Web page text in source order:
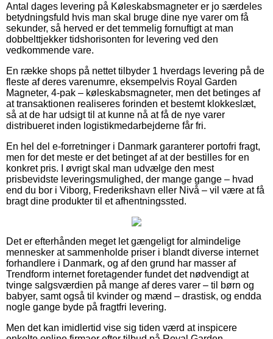
Antal dages levering på Køleskabsmagneter er jo særdeles
betydningsfuld hvis man skal bruge dine nye varer om få
sekunder, så herved er det temmelig fornuftigt at man
dobbelttjekker tidshorisonten for levering ved den
vedkommende vare.
En række shops på nettet tilbyder 1 hverdags levering på de
fleste af deres varenumre, eksempelvis Royal Garden
Magneter, 4-pak – køleskabsmagneter, men det betinges af
at transaktionen realiseres forinden et bestemt klokkeslæt,
så at de har udsigt til at kunne nå at få de nye varer
distribueret inden logistikmedarbejderne får fri.
En hel del e-forretninger i Danmark garanterer portofri fragt,
men for det meste er det betinget af at der bestilles for en
konkret pris. I øvrigt skal man udvælge den mest
prisbevidste leveringsmulighed, der mange gange – hvad
end du bor i Viborg, Frederikshavn eller Nivå – vil være at få
bragt dine produkter til et afhentningssted.
Det er efterhånden meget let gængeligt for almindelige
mennesker at sammenholde priser i blandt diverse internet
forhandlere i Danmark, og af den grund har masser af
Trendform internet foretagender fundet det nødvendigt at
tvinge salgsværdien på mange af deres varer – til børn og
babyer, samt også til kvinder og mænd – drastisk, og endda
nogle gange byde på fragtfri levering.
Men det kan imidlertid vise sig tiden værd at inspicere